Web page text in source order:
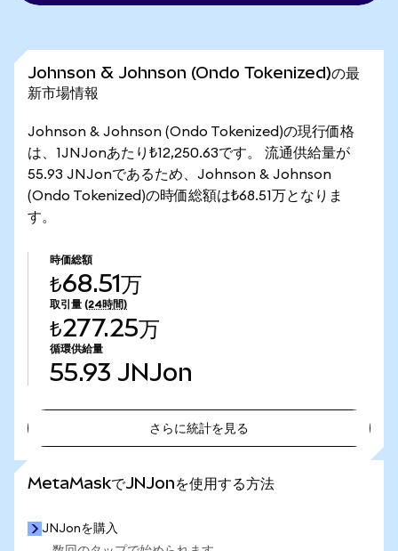
Johnson & Johnson (Ondo Tokenized)の最
新市場情報
Johnson & Johnson (Ondo Tokenized)の現行価格
は、1JNJonあたり₺12,250.63です。 流通供給量が
55.93 JNJonであるため、Johnson & Johnson
(Ondo Tokenized)の時価総額は₺68.51万となりま
す。
時価総額
₺68.51万
取引量 (24時間)
₺277.25万
循環供給量
55.93 JNJon
さらに統計を見る
MetaMaskでJNJonを使用する方法
JNJonを購入